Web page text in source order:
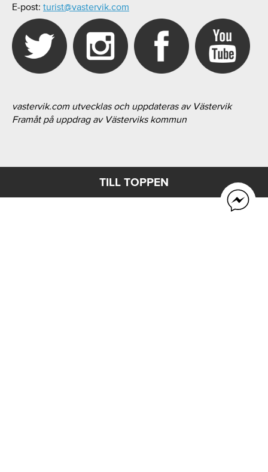
E-post: turist@vastervik.com
vastervik.com utvecklas och uppdateras av Västervik
Framåt på uppdrag av Västerviks kommun
TILL TOPPEN